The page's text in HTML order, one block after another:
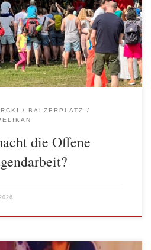
Die AWO setzt sich bundesweit für
Ausstattung ein. Was
für Kinder und Jugendliche
interessanten […]
BALZERPLATZ
die Offene